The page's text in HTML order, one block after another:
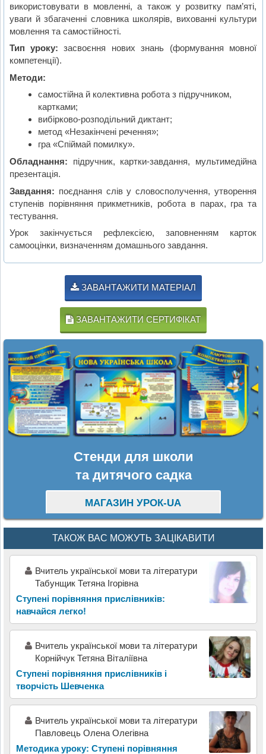
використовувати в мовленні, а також у розвитку пам’яті,
уваги й збагаченні словника школярів, вихованні культури
мовлення та самостійності.
Тип уроку: засвоєння нових знань (формування мовної
компетенції).
Методи:
самостійна й колективна робота з підручником,
картками;
вибірково-розподільний диктант;
метод «Незакінчені речення»;
гра «Спіймай помилку».
Обладнання: підручник, картки-завдання, мультимедійна
презентація.
Завдання: поєднання слів у словосполучення, утворення
ступенів порівняння прикметників, робота в парах, гра та
тестування.
Урок закінчується рефлексією, заповненням карток
самооцінки, визначенням домашнього завдання.
ЗАВАНТАЖИТИ МАТЕРІАЛ
ЗАВАНТАЖИТИ СЕРТИФІКАТ
Стенди для школи
та дитячого садка
МАГАЗИН УРОК-UA
ТАКОЖ ВАС МОЖУТЬ ЗАЦІКАВИТИ
Вчитель української мови та літератури
Табунщик Тетяна Ігорівна
Ступені порівняння прислівників:
навчайся легко!
Вчитель української мови та літератури
Корнійчук Тетяна Віталіївна
Ступені порівняння прислівників і
творчість Шевченка
Вчитель української мови та літератури
Павловець Олена Олегівна
Методика уроку: Ступені порівняння